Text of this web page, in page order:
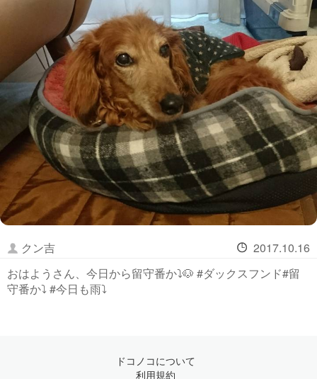
クン吉
2017.10.16
おはようさん、今日から留守番か⤵🐶 #ダックスフンド#留
守番か⤵ #今日も雨⤵
ドコノコについて
利用規約